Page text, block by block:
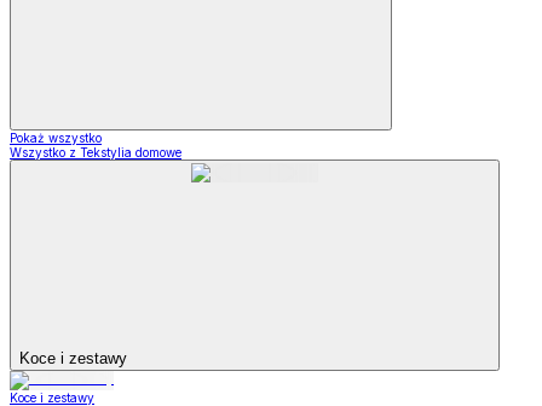
Pokaż wszystko
Wszystko z Tekstylia domowe
Koce i zestawy
Koce i zestawy